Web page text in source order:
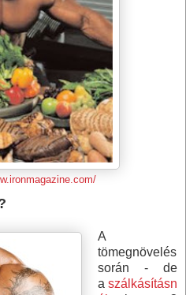
A
tömegnövelés
során - de
a szálkásításn